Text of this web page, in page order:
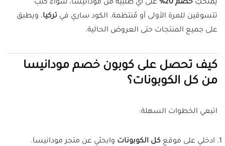
يمنحكِ خصم 20%
على أي طلبية من مودانيسا، سواءً كنتِ
تتسوقين للمرة الأولى أو مُنتظمة. الكود ساري في تركيا، ويطبق
على جميع المنتجات حتى العروض الحالية.
كيف تحصل على كوبون خصم مودانيسا
من كل الكوبونات؟
اتبعي الخطوات السهلة:
ادخلي على موقع كل الكوبونات وابحثي عن متجر مودانيسا.